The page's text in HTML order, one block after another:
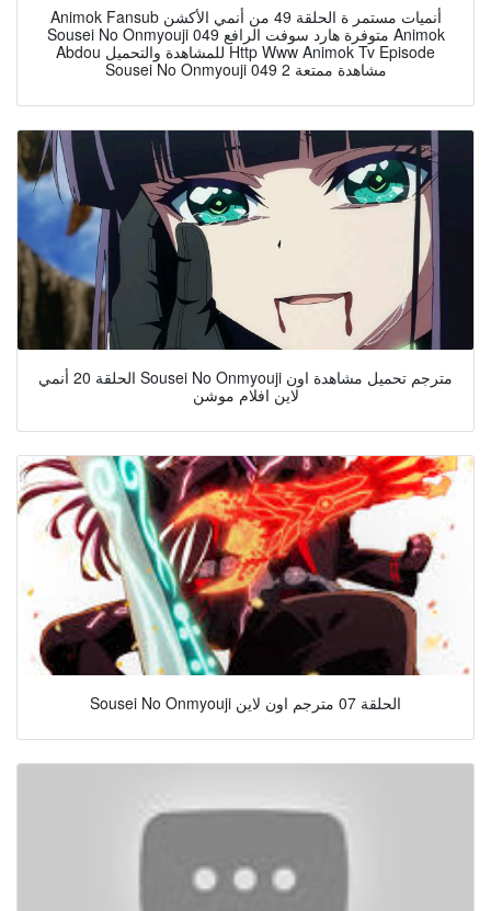
Animok Fansub أنميات مستمر ة الحلقة 49 من أنمي الأكشن
Sousei No Onmyouji 049 متوفرة هارد سوفت الرافع Animok
Abdou للمشاهدة والتحميل Http Www Animok Tv Episode
Sousei No Onmyouji 049 2 مشاهدة ممتعة
الحلقة 20 أنمي Sousei No Onmyouji مترجم تحميل مشاهدة اون
لاين افلام موشن
Sousei No Onmyouji الحلقة 07 مترجم اون لاين